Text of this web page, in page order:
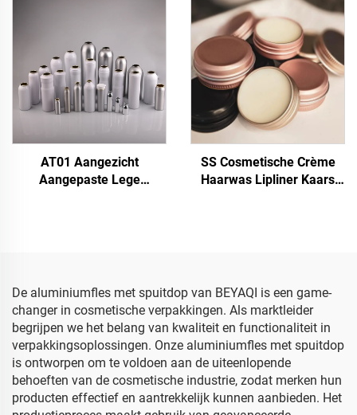
Drukhoes Schijfhoes,
drukhoes 24 mm
AT01 Aangezicht
Aangepaste Lege
Groothandel
SS Cosmetische Crème
Haarwas Lipliner Kaars
De aluminiumfles met spuitdop van BEYAQI is een game-
changer in cosmetische verpakkingen. Als marktleider
begrijpen we het belang van kwaliteit en functionaliteit in
verpakkingsoplossingen. Onze aluminiumfles met spuitdop
is ontworpen om te voldoen aan de uiteenlopende
behoeften van de cosmetische industrie, zodat merken hun
producten effectief en aantrekkelijk kunnen aanbieden. Het